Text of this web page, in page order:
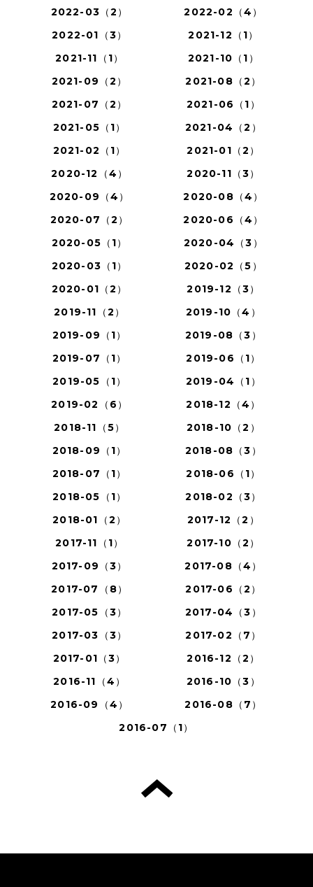
2022-03（2）
2022-02（4）
2022-01（3）
2021-12（1）
2021-11（1）
2021-10（1）
2021-09（2）
2021-08（2）
2021-07（2）
2021-06（1）
2021-05（1）
2021-04（2）
2021-02（1）
2021-01（2）
2020-12（4）
2020-11（3）
2020-09（4）
2020-08（4）
2020-07（2）
2020-06（4）
2020-05（1）
2020-04（3）
2020-03（1）
2020-02（5）
2020-01（2）
2019-12（3）
2019-11（2）
2019-10（4）
2019-09（1）
2019-08（3）
2019-07（1）
2019-06（1）
2019-05（1）
2019-04（1）
2019-02（6）
2018-12（4）
2018-11（5）
2018-10（2）
2018-09（1）
2018-08（3）
2018-07（1）
2018-06（1）
2018-05（1）
2018-02（3）
2018-01（2）
2017-12（2）
2017-11（1）
2017-10（2）
2017-09（3）
2017-08（4）
2017-07（8）
2017-06（2）
2017-05（3）
2017-04（3）
2017-03（3）
2017-02（7）
2017-01（3）
2016-12（2）
2016-11（4）
2016-10（3）
2016-09（4）
2016-08（7）
2016-07（1）